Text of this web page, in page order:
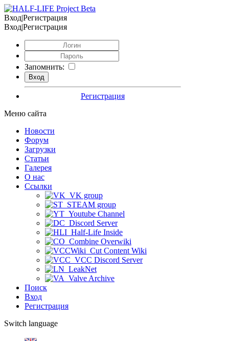
Вход|Регистрация
Вход|Регистрация
Запомнить:
Регистрация
Меню сайта
Новости
Форум
Загрузки
Статьи
Галерея
О нас
Ссылки
VK group
STEAM group
Youtube Channel
Discord Server
Half-Life Inside
Combine Overwiki
Cut Content Wiki
VCC Discord Server
LeakNet
Valve Archive
Поиск
Вход
Регистрация
Switch language